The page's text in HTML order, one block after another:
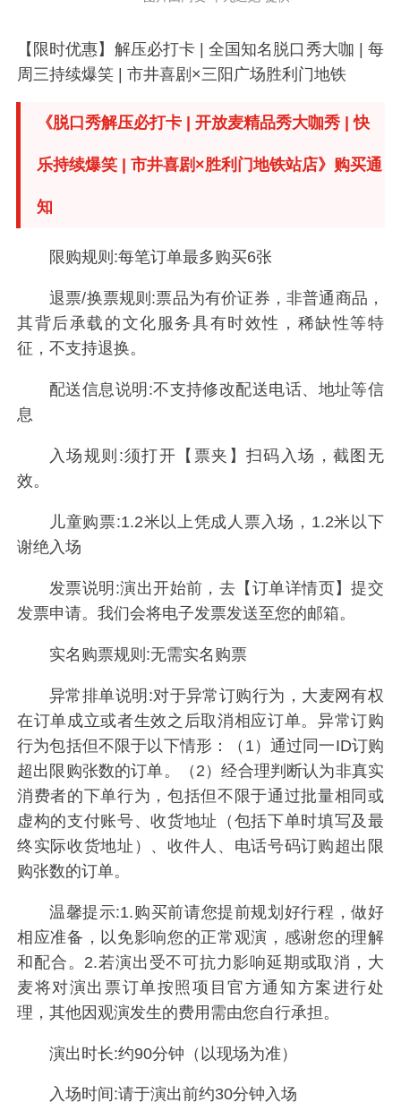
【限时优惠】解压必打卡 | 全国知名脱口秀大咖 | 每
周三持续爆笑 | 市井喜剧×三阳广场胜利门地铁
《脱口秀解压必打卡 | 开放麦精品秀大咖秀 | 快
乐持续爆笑 | 市井喜剧×胜利门地铁站店》购买通
知
限购规则:每笔订单最多购买6张
退票/换票规则:票品为有价证券，非普通商品，
其背后承载的文化服务具有时效性，稀缺性等特
征，不支持退换。
配送信息说明:不支持修改配送电话、地址等信
息
入场规则:须打开【票夹】扫码入场，截图无
效。
儿童购票:1.2米以上凭成人票入场，1.2米以下
谢绝入场
发票说明:演出开始前，去【订单详情页】提交
发票申请。我们会将电子发票发送至您的邮箱。
实名购票规则:无需实名购票
异常排单说明:对于异常订购行为，大麦网有权
在订单成立或者生效之后取消相应订单。异常订购
行为包括但不限于以下情形：（1）通过同一ID订购
超出限购张数的订单。（2）经合理判断认为非真实
消费者的下单行为，包括但不限于通过批量相同或
虚构的支付账号、收货地址（包括下单时填写及最
终实际收货地址）、收件人、电话号码订购超出限
购张数的订单。
温馨提示:1.购买前请您提前规划好行程，做好
相应准备，以免影响您的正常观演，感谢您的理解
和配合。2.若演出受不可抗力影响延期或取消，大
麦将对演出票订单按照项目官方通知方案进行处
理，其他因观演发生的费用需由您自行承担。
演出时长:约90分钟（以现场为准）
入场时间:请于演出前约30分钟入场